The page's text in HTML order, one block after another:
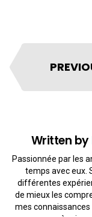
Written by
Passionnée par les
temps avec eux.
différentes
de mieux les
mes